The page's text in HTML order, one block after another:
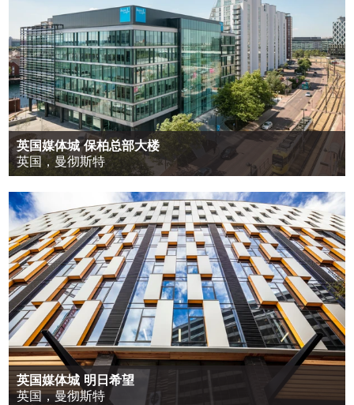
英国媒体城 保柏总部大楼
英国，曼彻斯特
英国媒体城 明日希望
英国，曼彻斯特